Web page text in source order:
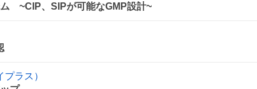
~CIP、SIPが可能なGMP設計~
ラス）